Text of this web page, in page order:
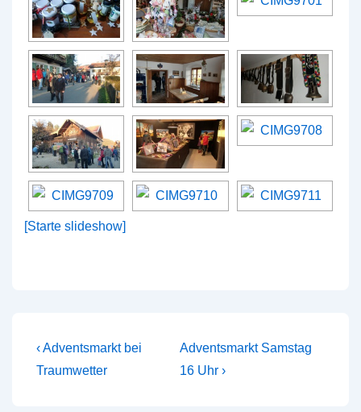
[Starte slideshow]
Beitragsnavigation
Vorheriger
Beitrag
‹ Adventsmarkt bei
Traumwetter
Nächster
Beitrag
Adventsmarkt Samstag
16 Uhr ›